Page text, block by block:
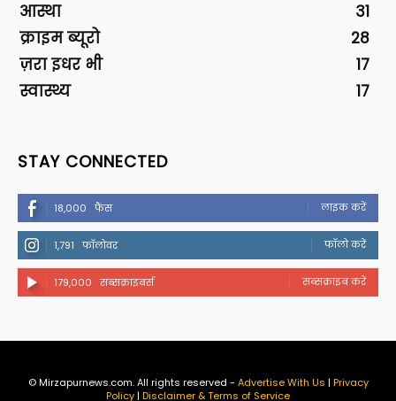
आस्था
31
क्राइम ब्यूरो
28
ज़रा इधर भी
17
स्वास्थ्य
17
STAY CONNECTED
18,000 फैंस लाइक करें
1,791 फॉलोवर फॉलो करें
179,000 सब्सक्राइबर्स सब्सक्राइब करें
© Mirzapurnews.com. All rights reserved - Advertise With Us | Privacy
Policy| Disclaimer & Terms of Service